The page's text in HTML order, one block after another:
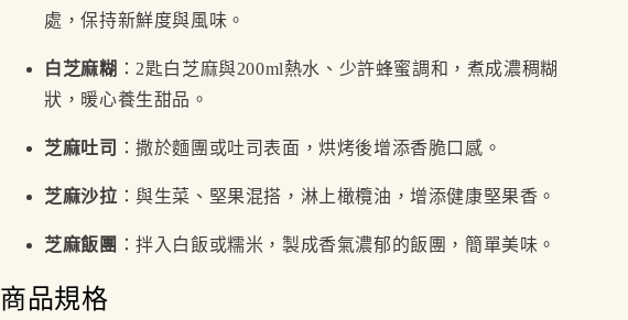
處，保持新鮮度與風味。
白芝麻糊 ：2匙白芝麻與200ml熱水、少許蜂蜜調和，煮成濃稠糊
狀，暖心養生甜品。
芝麻吐司 ：撒於麵團或吐司表面，烘烤後增添香脆口感。
芝麻沙拉 ：與生菜、堅果混搭，淋上橄欖油，增添健康堅果香。
芝麻飯團 ：拌入白飯或糯米，製成香氣濃郁的飯團，簡單美味。
商品規格